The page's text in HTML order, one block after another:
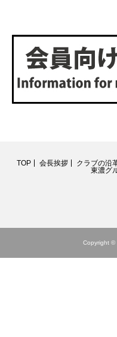
TOP 会長挨拶 クラブの沿
東濃グ
Copyright ©